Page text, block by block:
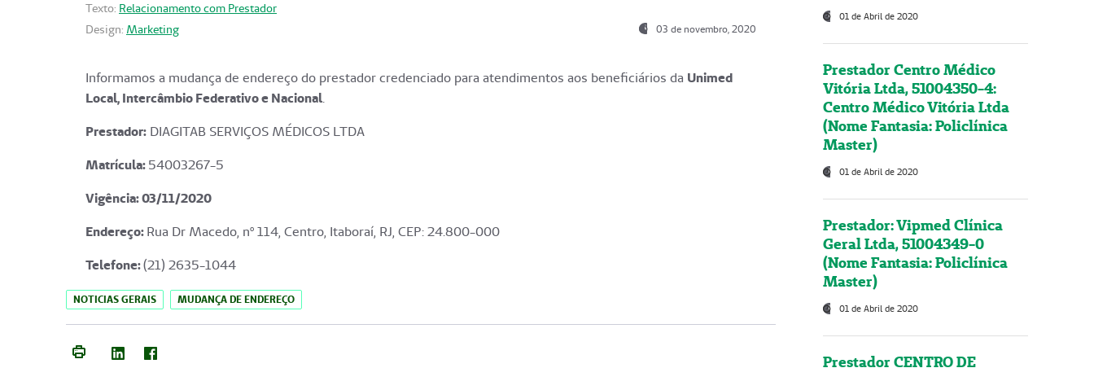
Texto: Relacionamento com Prestador
Design: Marketing 03 de novembro, 2020
Informamos a mudança de endereço do prestador credenciado para atendimentos aos beneficiários da Unimed
Local, Intercâmbio Federativo e Nacional.
Prestador: DIAGITAB SERVIÇOS MÉDICOS LTDA
Matrícula:54003267-5
Vigência: 03/11/2020
Endereço:Rua Dr Macedo, nº 114, Centro, Itaboraí, RJ, CEP: 24.800-000
Telefone:(21) 2635-1044
NOTICIAS GERAIS MUDANÇA DE ENDEREÇO
01 de Abril de 2020
Prestador Centro Médico
Vitória Ltda, 51004350-4:
Centro Médico Vitória Ltda
(Nome Fantasia: Policlínica
Master)
01 de Abril de 2020
Prestador: Vipmed Clínica
Geral Ltda, 51004349-0
(Nome Fantasia: Policlínica
Master)
01 de Abril de 2020
Prestador CENTRO DE